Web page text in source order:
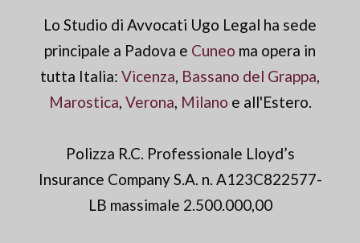
Lo Studio di Avvocati Ugo Legal ha sede
principale a Padova e Cuneo ma opera in
tutta Italia: Vicenza, Bassano del Grappa,
Marostica, Verona, Milano e all'Estero.
Polizza R.C. Professionale Lloyd’s
Insurance Company S.A. n. A123C822577-
LB massimale 2.500.000,00